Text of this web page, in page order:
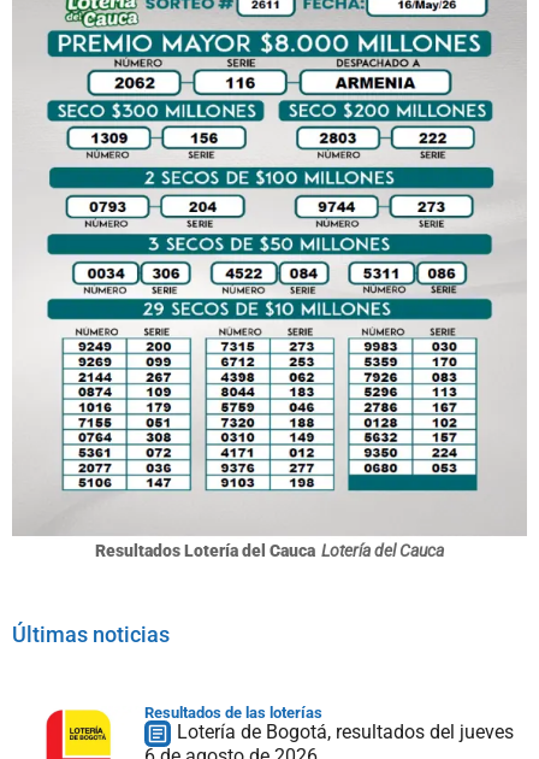
Resultados Lotería del Cauca Lotería del Cauca
Últimas noticias
Resultados de las loterías
Lotería de Bogotá, resultados del jueves